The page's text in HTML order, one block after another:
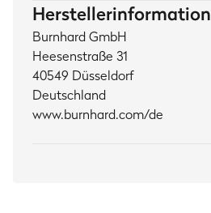
Herstellerinformation
Burnhard GmbH
Heesenstraße 31
40549 Düsseldorf
Deutschland
www.burnhard.com/de